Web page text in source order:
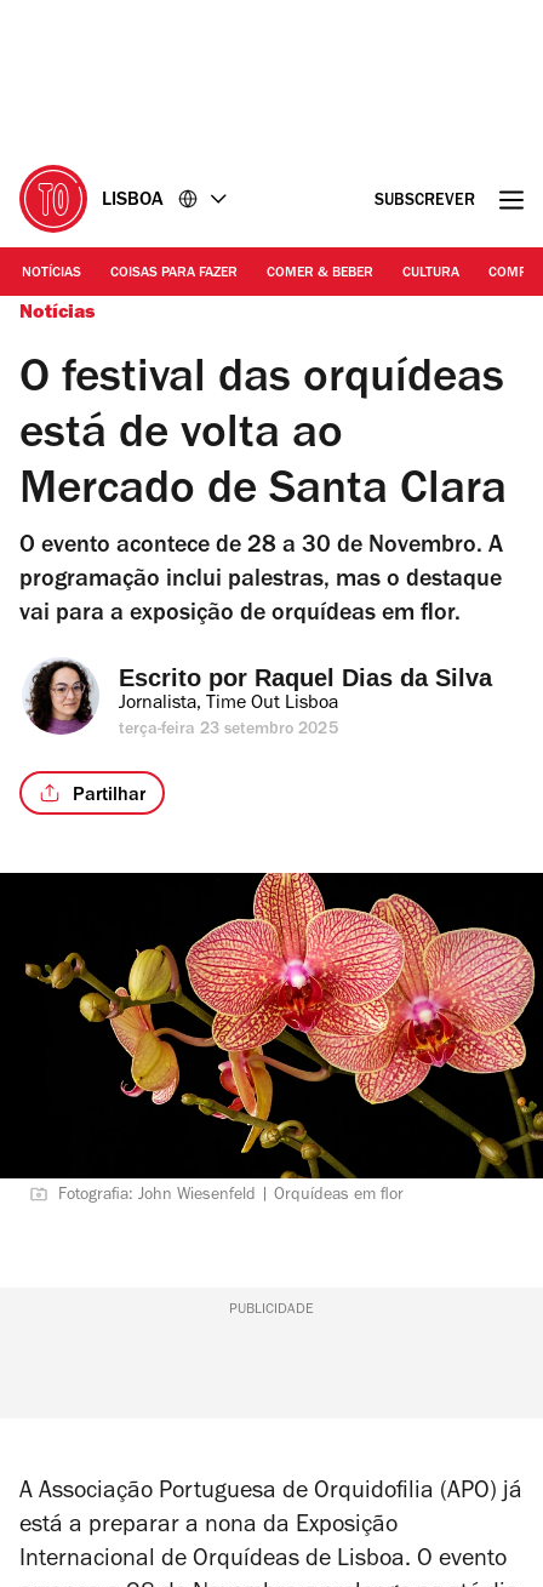
LISBOA SUBSCREVER
NOTÍCIAS COISAS PARA FAZER COMER & BEBER CULTURA
Notícias
O festival das orquídeas
está de volta ao
Mercado de Santa Clara
O evento acontece de 28 a 30 de Novembro. A
programação inclui palestras, mas o destaque
vai para a exposição de orquídeas em flor.
Escrito por Raquel Dias da Silva
Jornalista, Time Out Lisboa
terça-feira 23 setembro 2025
Partilhar
Fotografia: John Wiesenfeld | Orquídeas em flor
PUBLICIDADE
A Associação Portuguesa de Orquidofilia (APO) já
está a preparar a nona da Exposição
Internacional de Orquídeas de Lisboa. O evento